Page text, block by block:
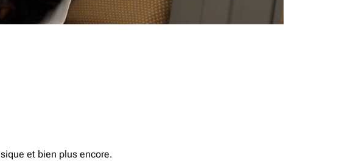
et bien plus encore.